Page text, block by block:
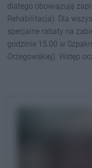
dlatego obowiązują
Rehabilitacja). Dla
specjalne rabaty na
godzinie 15.00 w
Orzegowskiej). Wstęp